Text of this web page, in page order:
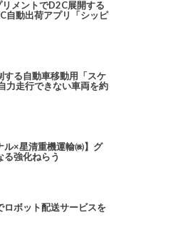
メントでD2C展開する
自動出荷アプリ「シッピ
する自動車移動用「スケ
力走行できない車両を約
ル×星清重機運輸㈱】グ
る強化ねらう
ボット配送サービスを